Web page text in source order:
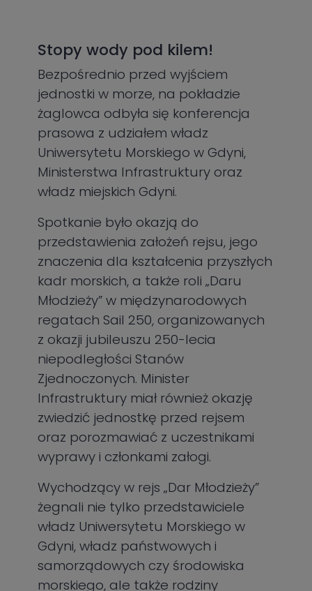
Stopy wody pod kilem!
Bezpośrednio przed wyjściem
jednostki w morze, na pokładzie
żaglowca odbyła się konferencja
prasowa z udziałem władz
Uniwersytetu Morskiego w Gdyni,
Ministerstwa Infrastruktury oraz
władz miejskich Gdyni.
Spotkanie było okazją do
przedstawienia założeń rejsu, jego
znaczenia dla kształcenia przyszłych
kadr morskich, a także roli „Daru
Młodzieży” w międzynarodowych
regatach Sail 250, organizowanych
z okazji jubileuszu 250-lecia
niepodległości Stanów
Zjednoczonych. Minister
Infrastruktury miał również okazję
zwiedzić jednostkę przed rejsem
oraz porozmawiać z uczestnikami
wyprawy i członkami załogi.
Wychodzący w rejs „Dar Młodzieży”
żegnali nie tylko przedstawiciele
władz Uniwersytetu Morskiego w
Gdyni, władz państwowych i
samorządowych czy środowiska
morskiego, ale także rodziny